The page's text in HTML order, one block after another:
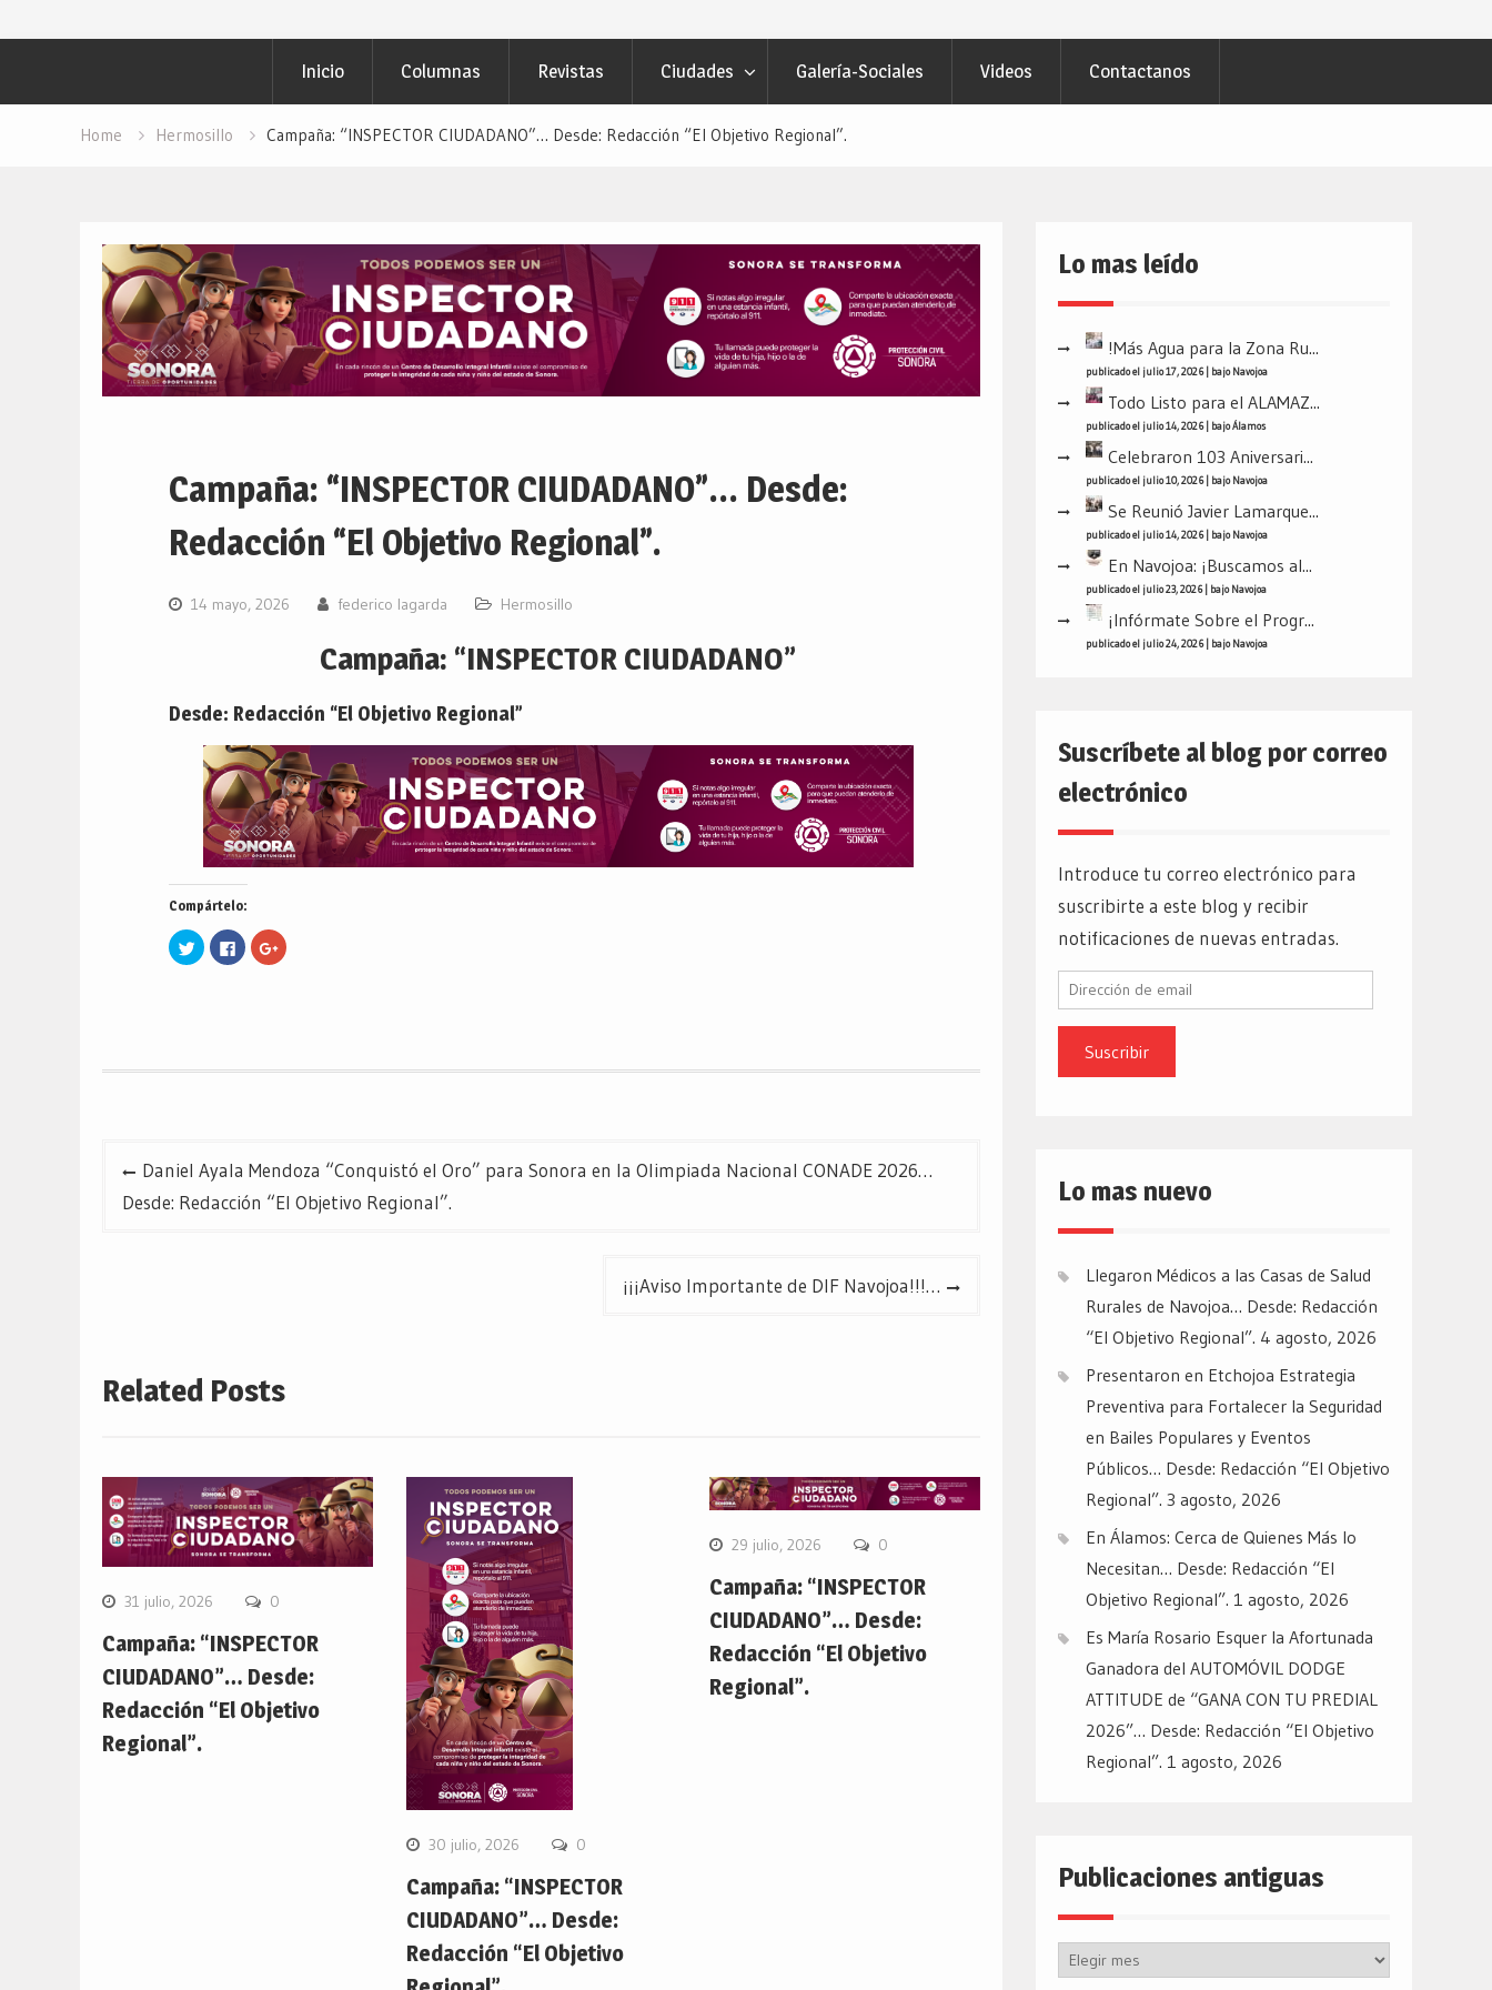
Inicio Columnas Revistas Ciudades Galería-Sociales Videos Contactanos
Home Hermosillo Campaña: “INSPECTOR CIUDADANO”… Desde: Redacción “El Objetivo Regional”.
Campaña: “INSPECTOR CIUDADANO”… Desde:
Redacción “El Objetivo Regional”.
14 mayo, 2026 federico lagarda Hermosillo
Campaña: “INSPECTOR CIUDADANO”
Desde: Redacción “El Objetivo Regional”
Compártelo:
Haz
clic
para
ventana
Haz
clic
para
ventana
Haz
clic
ventana
Navegación
de
Daniel Ayala Mendoza “Conquistó el Oro” para Sonora en la Olimpiada Nacional CONADE 2026…
Desde: Redacción “El Objetivo Regional”.
¡¡¡Aviso Importante de DIF Navojoa!!!…
Related Posts
31 julio, 2026 0
Campaña: “INSPECTOR
CIUDADANO”… Desde:
Redacción “El Objetivo
Regional”.
30 julio, 2026 0
Campaña: “INSPECTOR
CIUDADANO”… Desde:
Redacción “El Objetivo
29 julio, 2026 0
Campaña: “INSPECTOR
CIUDADANO”… Desde:
Redacción “El Objetivo
Regional”.
Lo mas leído
!Más Agua para la Zona Ru...
publicado el julio 17, 2026| bajoNavojoa
Todo Listo para el ALAMAZ...
publicado el julio 14, 2026| bajoÁlamos
Celebraron 103 Aniversari...
publicado el julio 10, 2026| bajoNavojoa
Se Reunió Javier Lamarque...
publicado el julio 14, 2026| bajoNavojoa
En Navojoa: ¡Buscamos al...
publicado el julio 23, 2026| bajoNavojoa
¡Infórmate Sobre el Progr...
publicado el julio 24, 2026| bajoNavojoa
Suscríbete al blog por correo
electrónico
Introduce tu correo electrónico para
suscribirte a este blog y recibir
notificaciones de nuevas entradas.
Dirección
email
Lo mas nuevo
Llegaron Médicos a las Casas de Salud
Rurales de Navojoa… Desde: Redacción
“El Objetivo Regional”. 4 agosto, 2026
Presentaron en Etchojoa Estrategia
Preventiva para Fortalecer la Seguridad
en Bailes Populares y Eventos
Públicos… Desde: Redacción “El Objetivo
Regional”. 3 agosto, 2026
En Álamos: Cerca de Quienes Más lo
Necesitan… Desde: Redacción “El
Objetivo Regional”. 1 agosto, 2026
Es María Rosario Esquer la Afortunada
Ganadora del AUTOMÓVIL DODGE
ATTITUDE de “GANA CON TU PREDIAL
2026”… Desde: Redacción “El Objetivo
Regional”. 1 agosto, 2026
Publicaciones antiguas
Publicaciones